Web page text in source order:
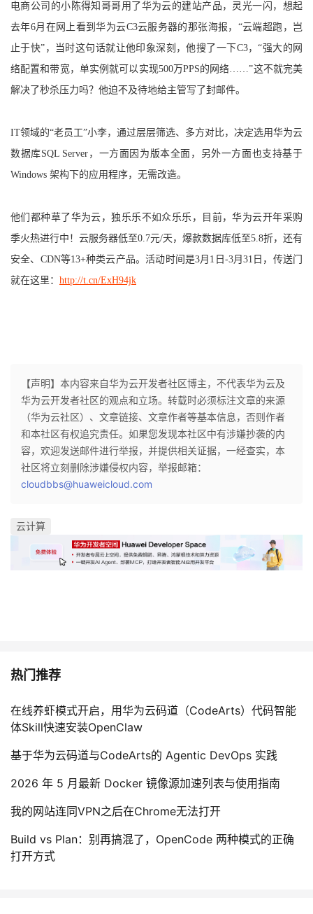
电商公司的小陈得知哥哥用了华为云的建站产品，灵光一闪，想起
去年6月在网上看到华为云C3云服务器的那张海报，“云端超跑，岂
止于快”，当时这句话就让他印象深刻，他搜了一下C3，“强大的网
络配置和带宽，单实例就可以实现500万PPS的网络……”这不就完美
解决了秒杀压力吗？他迫不及待地给主管写了封邮件。
IT领域的“老员工”小李，通过层层筛选、多方对比，决定选用华为云
数据库SQL Server，一方面因为版本全面，另外一方面也支持基于
Windows 架构下的应用程序，无需改造。
他们都种草了华为云，独乐乐不如众乐乐，目前，华为云开年采购
季火热进行中！云服务器低至0.7元/天，爆款数据库低至5.8折，还有
安全、CDN等13+种类云产品。活动时间是3月1日-3月31日，传送门
就在这里： http://t.cn/ExH94jk
【声明】本内容来自华为云开发者社区博主，不代表华为云及
华为云开发者社区的观点和立场。转载时必须标注文章的来源
（华为云社区）、文章链接、文章作者等基本信息，否则作者
和本社区有权追究责任。如果您发现本社区中有涉嫌抄袭的内
容，欢迎发送邮件进行举报，并提供相关证据，一经查实，本
社区将立刻删除涉嫌侵权内容，举报邮箱：
cloudbbs@huaweicloud.com
云计算
热门推荐
在线养虾模式开启，用华为云码道（CodeArts）代码智能
体Skill快速安装OpenClaw
基于华为云码道与CodeArts的 Agentic DevOps 实践
2026 年 5 月最新 Docker 镜像源加速列表与使用指南
我的网站连同VPN之后在Chrome无法打开
Build vs Plan：别再搞混了，OpenCode 两种模式的正确
打开方式